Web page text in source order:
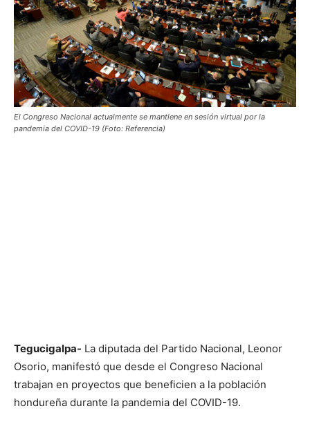
El Congreso Nacional actualmente se mantiene en sesión virtual por la
pandemia del COVID-19 (Foto: Referencia)
Tegucigalpa- La diputada del Partido Nacional, Leonor
Osorio, manifestó que desde el Congreso Nacional
trabajan en proyectos que beneficien a la población
hondureña durante la pandemia del COVID-19.